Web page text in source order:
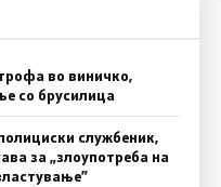
во виничко,
со брусилица
службеник,
за „злоупотреба на